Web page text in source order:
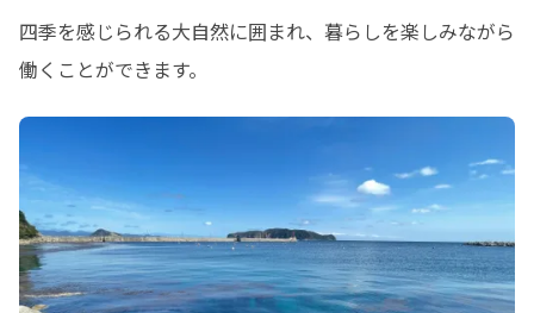
四季を感じられる大自然に囲まれ、暮らしを楽しみながら
働くことができます。